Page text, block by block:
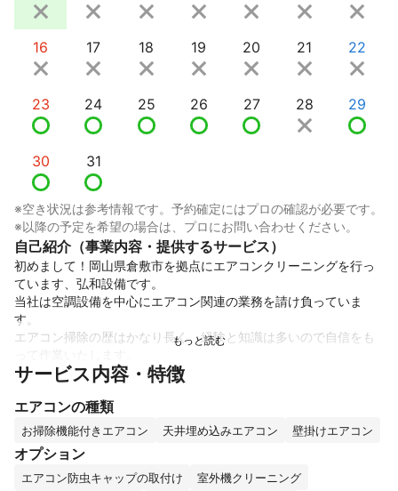
16 17 18 19 20 21 22
23 24 25 26 27 28 29
30 31
※空き状況は参考情報です。予約確定にはプロの確認が必要です。
※以降の予定を希望の場合は、プロにお問い合わせください。
自己紹介（事業内容・提供するサービス）
初めまして！岡山県倉敷市を拠点にエアコンクリーニングを行っ
ています、弘和設備です。
当社は空調設備を中心にエアコン関連の業務を請け負っていま
す。
エアコン掃除の歴はかなり長く、経験と知識は多いので自信をも
お客様の快適な暮らしの手助けとなるよう、設置状況に合わせて
さい。
ご要望やご不明な点などがございましたら気兼ねなくご相談くだ
さい。ご依頼の程お待ちしております！
これまでの実績
約20年のキャリアがあるため、お客様の要望に沿った高品質なサ
サービス内容・特徴
エアコンの種類
お掃除機能付きエアコン 天井埋め込みエアコン 壁掛けエアコン
オプション
エアコン防虫キャップの取付け
室外機クリーニング